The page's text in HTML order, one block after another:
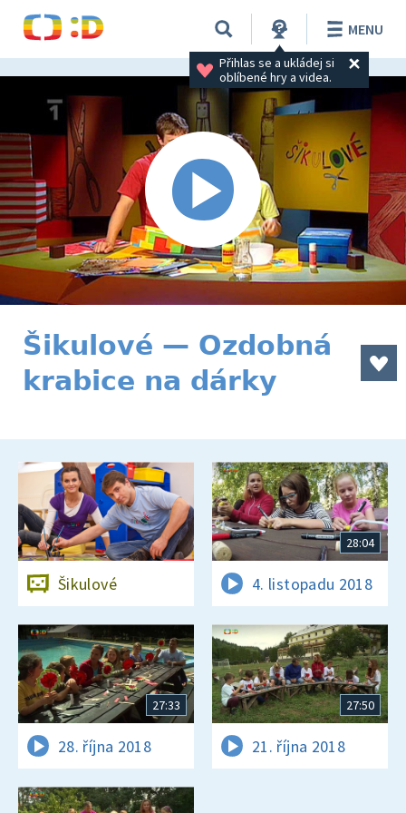
Přihlas se a ukládej si
oblíbené hry a videa.
MENU
Šikulové — Ozdobná
krabice na dárky
Šikulové
28:04
4. listopadu 2018
27:33
28. října 2018
27:50
21. října 2018